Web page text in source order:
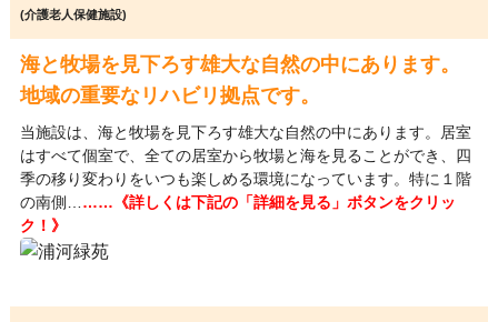
(介護老人保健施設)
海と牧場を見下ろす雄大な自然の中にあります。
地域の重要なリハビリ拠点です。
当施設は、海と牧場を見下ろす雄大な自然の中にあります。居室
はすべて個室で、全ての居室から牧場と海を見ることができ、四
季の移り変わりをいつも楽しめる環境になっています。特に１階
の南側… ……《詳しくは下記の「詳細を見る」ボタンをクリッ
ク！》